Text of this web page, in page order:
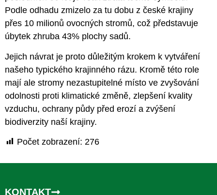
Podle odhadu zmizelo za tu dobu z české krajiny
přes 10 milionů ovocných stromů, což představuje
úbytek zhruba 43% plochy sadů.
Jejich návrat je proto důležitým krokem k vytváření
našeho typického krajinného rázu. Kromě této role
mají ale stromy nezastupitelné místo ve zvyšování
odolnosti proti klimatické změně, zlepšení kvality
vzduchu, ochrany půdy před erozí a zvýšení
biodiverzity naší krajiny.
Počet zobrazení: 276
KONTAKT